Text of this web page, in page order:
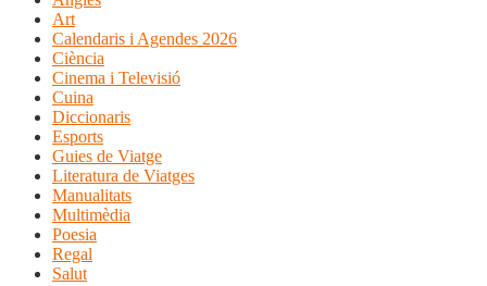
Art
Calendaris i Agendes 2026
Ciència
Cinema i Televisió
Cuina
Diccionaris
Esports
Guies de Viatge
Literatura de Viatges
Manualitats
Multimèdia
Poesia
Regal
Salut